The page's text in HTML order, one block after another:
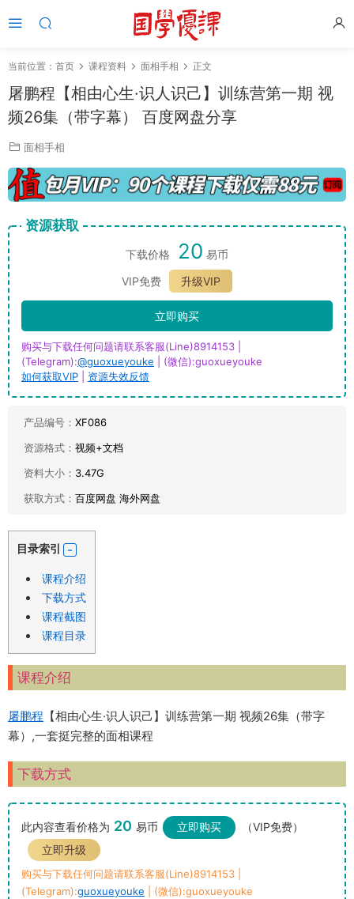
当前位置： 首页 课程资料 面相手相 正文
屠鹏程【相由心生·识人识己】训练营第一期 视
频26集（带字幕） 百度网盘分享
面相手相
资源获取
下载价格 20 易币
VIP免费
升级VIP
立即购买
购买与下载任何问题请联系客服(Line)8914153 |
(Telegram):@guoxueyouke | (微信):guoxueyouke
如何获取VIP
资源失效反馈
产品编号： XF086
资源格式： 视频+文档
资料大小： 3.47G
获取方式： 百度网盘 海外网盘
目录索引
课程介绍
下载方式
课程截图
课程目录
课程介绍
屠鹏程 【相由心生·识人识己】训练营第一期 视频26集（带字
幕）,一套挺完整的面相课程
下载方式
此内容查看价格为 20 易币 立即购买
（VIP免费）
立即升级
购买与下载任何问题请联系客服(Line)8914153 |
(Telegram):guoxueyouke | (微信):guoxueyouke